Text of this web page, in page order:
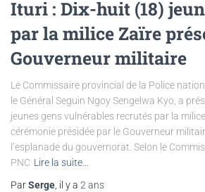
Ituri : Dix-huit (18)
par la milice Zaïre
Gouverneur militaire
Le Commissaire provincial de la Police
le Général Seguin Ngoy Sengelwa Kyo, a
jeunes gens vulnérables recrutés par la
cérémonie présidée par le Gouverneur
l’esplanade du gouvernorat. Selon le
PNC Lire la suite…
ParSerge , il y a 2 ans